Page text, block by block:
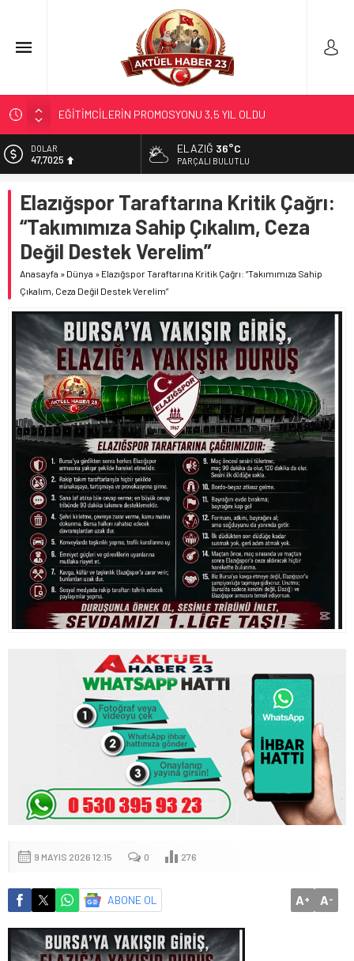
EĞİTİMCİLERİN PROMOSYONU 3,5 YIL OLDU
71 KENTTE OPERASYON
TÜRK DÜNYASI BAŞKENTLERİ
SOSYAL MEDYANIN KÜÇÜK YAŞ BAĞIMLILIĞI
DOLAR
47,7025
55,0112
ALTIN
6.519,97
BİST
13.798,82
ELAZIĞ 36°C
PARÇALI BULUTLU
Elazığspor Taraftarına Kritik Çağrı:
“Takımımıza Sahip Çıkalım, Ceza
Değil Destek Verelim”
Anasayfa » Dünya » Elazığspor Taraftarına Kritik Çağrı: “Takımımıza Sahip
Çıkalım, Ceza Değil Destek Verelim”
9 MAYIS 2026 12:15 0 276
ABONE OL A+ A-